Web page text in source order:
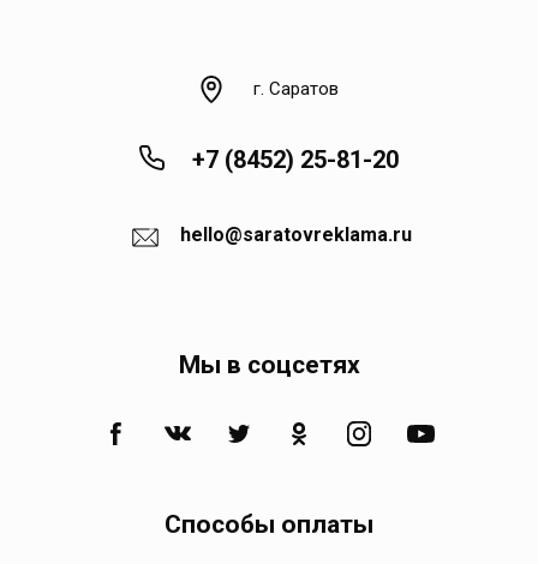
Комсомольское
Кормежка
г. Саратов
+7 (8452) 25-81-20
hello@saratovreklama.ru
Мы в соцсетях
Способы оплаты